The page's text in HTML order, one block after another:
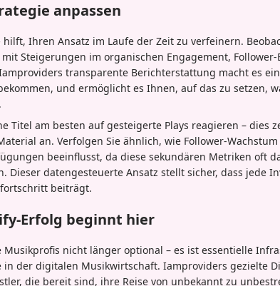
anpassen
Ihren Ansatz im Laufe der Zeit zu verfeinern.
Steigerungen im organischen Engagement,
transparente Berichterstattung macht es
und ermöglicht es Ihnen, auf das zu setzen,
Titel am besten auf gesteigerte Plays reagieren – dies
an. Verfolgen Sie ähnlich, wie Follower-
beeinflusst, da diese sekundären Metriken oft
Dieser datengesteuerte Ansatz stellt sicher, dass jede
beiträgt.
Erfolg beginnt hier
nicht länger optional – es ist essentielle
der digitalen Musikwirtschaft. Iamproviders gezielte
die bereit sind, ihre Reise von unbekannt zu